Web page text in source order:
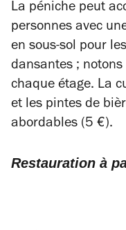
La péniche peut
personnes avec
en sous-sol pour
dansantes ;
chaque étage. La
et les pintes de
abordables (5 €).
Restauration à